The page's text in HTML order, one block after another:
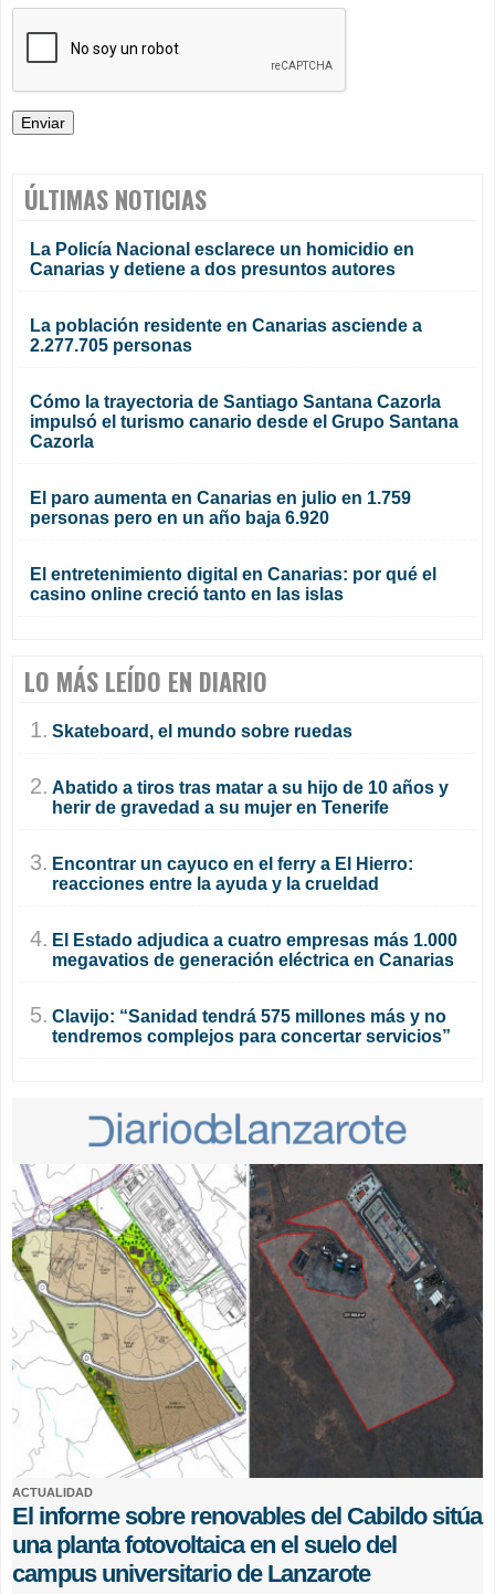
ÚLTIMAS NOTICIAS
La Policía Nacional esclarece un homicidio en
Canarias y detiene a dos presuntos autores
La población residente en Canarias asciende a
2.277.705 personas
Cómo la trayectoria de Santiago Santana Cazorla
impulsó el turismo canario desde el Grupo Santana
Cazorla
El paro aumenta en Canarias en julio en 1.759
personas pero en un año baja 6.920
El entretenimiento digital en Canarias: por qué el
casino online creció tanto en las islas
LO MÁS LEÍDO EN DIARIO
1. Skateboard, el mundo sobre ruedas
2. Abatido a tiros tras matar a su hijo de 10 años y
herir de gravedad a su mujer en Tenerife
3. Encontrar un cayuco en el ferry a El Hierro:
reacciones entre la ayuda y la crueldad
4. El Estado adjudica a cuatro empresas más 1.000
megavatios de generación eléctrica en Canarias
5. Clavijo: “Sanidad tendrá 575 millones más y no
tendremos complejos para concertar servicios”
ACTUALIDAD
El informe sobre renovables del Cabildo sitúa
una planta fotovoltaica en el suelo del
campus universitario de Lanzarote